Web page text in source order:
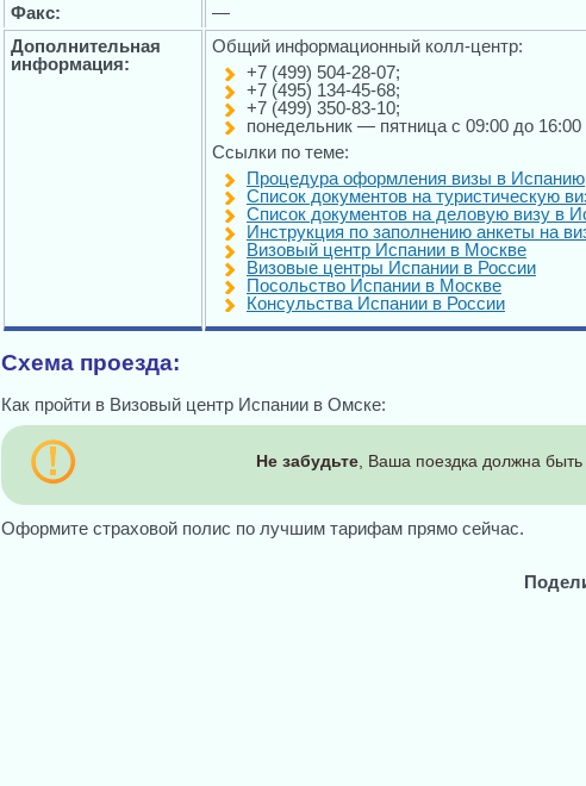
Факс:
—
Дополнительная
информация:
Общий информационный колл-центр:
+7 (499) 504-28-07;
+7 (495) 134-45-68;
+7 (499) 350-83-10;
понедельник — пятница с 09:00 до
Ссылки по теме:
Процедура оформления визы в Испанию
Список документов на туристическую
Список документов на деловую визу в
Инструкция по заполнению анкеты на
Визовый центр Испании в Москве
Визовые центры Испании в России
Посольство Испании в Москве
Консульства Испании в России
Схема проезда:
Как пройти в Визовый центр Испании в Омске:
Не забудьте, Ваша поездка должна быть
Оформите страховой полис по лучшим тарифам прямо сейчас.